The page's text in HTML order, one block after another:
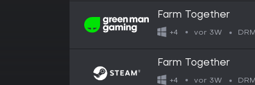
Farm Together
+4 vor 3W
Farm Together
+4 vor 3W